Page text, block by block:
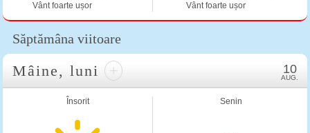
Vânt foarte ușor
Vânt foarte ușor
Săptămâna viitoare
Mâine, luni + 10
AUG.
Însorit Senin